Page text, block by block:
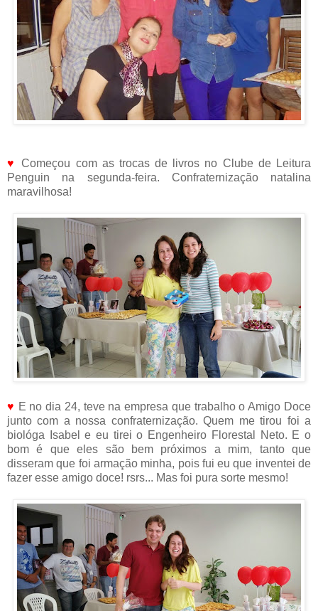
♥
Começou com as trocas de livros no Clube de Leitura
Penguin na segunda-feira. Confraternização natalina
maravilhosa!
♥ E no dia 24, teve na empresa que trabalho o Amigo Doce
junto com a nossa confraternização. Quem me tirou foi a
biológa Isabel e eu tirei o Engenheiro Florestal Neto. E o
bom é que eles são bem próximos a mim, tanto que
disseram que foi armação minha, pois fui eu que inventei de
fazer esse amigo doce! rsrs... Mas foi pura sorte mesmo!